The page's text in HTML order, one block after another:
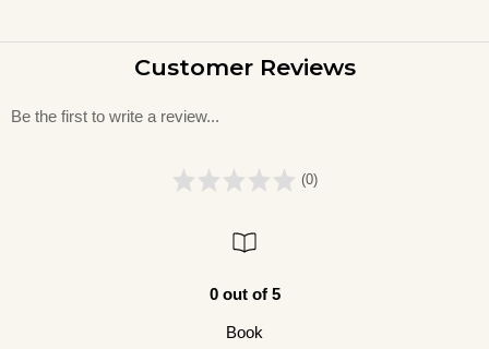
Customer Reviews
Be the first to write a review...
(0)
0 out of 5
Book